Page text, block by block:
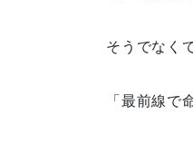
そうでなく
「最前線で